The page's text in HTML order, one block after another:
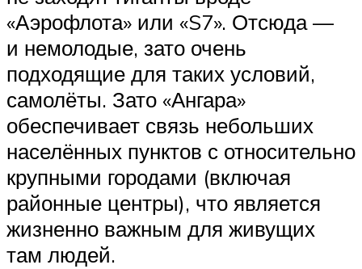
«Аэрофлота» или «S7». Отсюда —
и немолодые, зато очень
подходящие для таких условий,
самолёты. Зато «Ангара»
обеспечивает связь небольших
населённых пунктов с относительно
крупными городами (включая
районные центры), что является
жизненно важным для живущих
там людей.